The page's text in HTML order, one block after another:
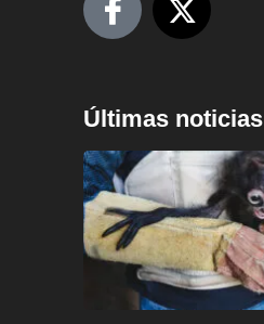
Últimas noticias